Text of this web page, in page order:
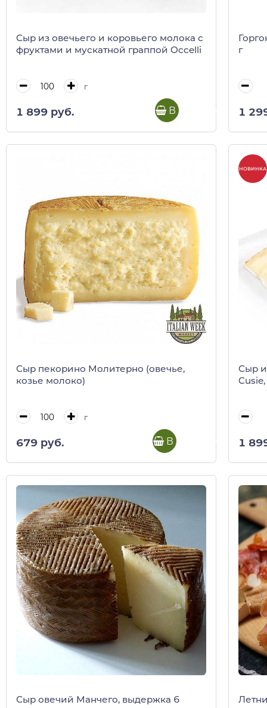
Сыр из овечьего и коровьего молока с
фруктами и мускатной граппой Occelli
г
1 899 руб. В корзину
г
1
Сыр пекорино Молитерно (овечье,
козье молоко)
г
679 руб. В корзину
НОВИНКА
Сыр
1
Сыр овечий Манчего, выдержка 6